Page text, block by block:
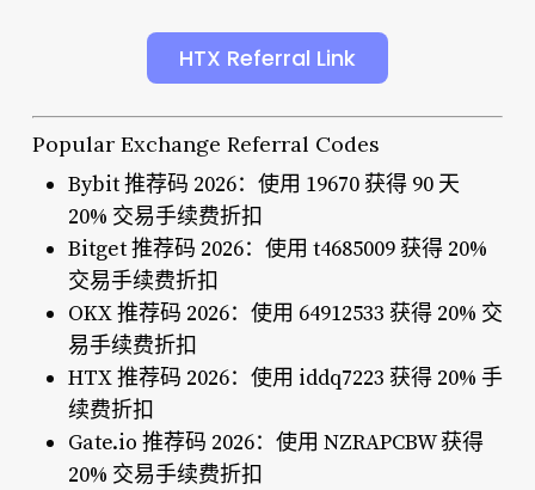
HTX Referral Link
Popular Exchange Referral Codes
Bybit 推荐码 2026：使用 19670 获得 90 天
20% 交易手续费折扣
Bitget 推荐码 2026：使用 t4685009 获得 20%
交易手续费折扣
OKX 推荐码 2026：使用 64912533 获得 20% 交
易手续费折扣
HTX 推荐码 2026：使用 iddq7223 获得 20% 手
续费折扣
Gate.io 推荐码 2026：使用 NZRAPCBW 获得
20% 交易手续费折扣